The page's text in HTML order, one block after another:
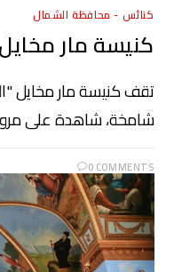
كنائس - محافظة الشمال
كنيسة مار
تقف كنيسة مار مخايل
شامخة، شاهدة على
0 COMMENTS